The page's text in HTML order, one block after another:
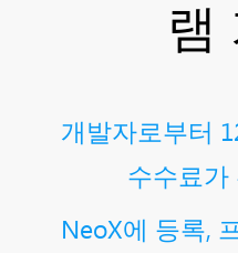
램
개발자로부터
수수료가
NeoX에 등록,